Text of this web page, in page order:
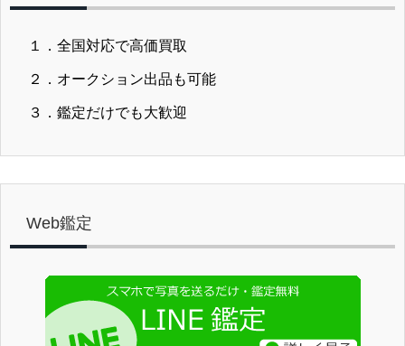
１．全国対応で高価買取
２．オークション出品も可能
３．鑑定だけでも大歓迎
Web鑑定